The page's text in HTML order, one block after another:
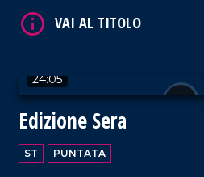
24:05
Edizione Sera
ST PUNTATA